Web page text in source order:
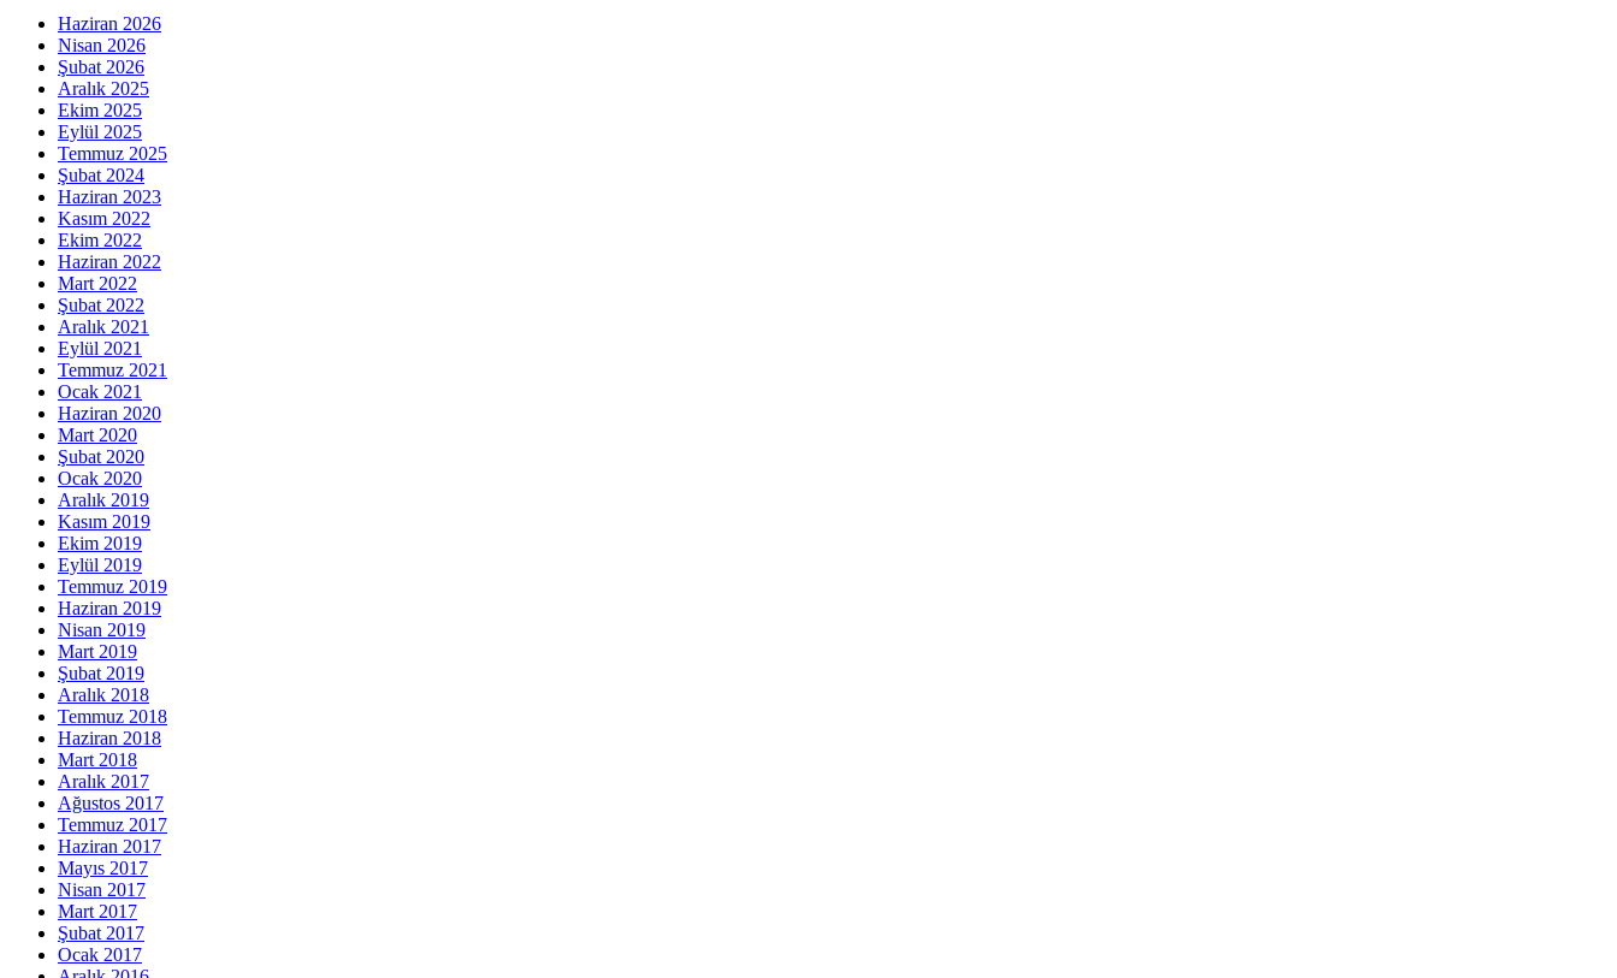
Haziran 2026
Nisan 2026
Şubat 2026
Aralık 2025
Ekim 2025
Eylül 2025
Temmuz 2025
Şubat 2024
Haziran 2023
Kasım 2022
Ekim 2022
Haziran 2022
Mart 2022
Şubat 2022
Aralık 2021
Eylül 2021
Temmuz 2021
Ocak 2021
Haziran 2020
Mart 2020
Şubat 2020
Ocak 2020
Aralık 2019
Kasım 2019
Ekim 2019
Eylül 2019
Temmuz 2019
Haziran 2019
Nisan 2019
Mart 2019
Şubat 2019
Aralık 2018
Temmuz 2018
Haziran 2018
Mart 2018
Aralık 2017
Ağustos 2017
Temmuz 2017
Haziran 2017
Mayıs 2017
Nisan 2017
Mart 2017
Şubat 2017
Ocak 2017